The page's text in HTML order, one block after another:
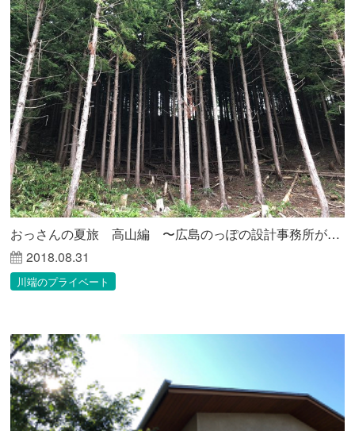
おっさんの夏旅 高山編 〜広島のっぽの設計事務所が見る未来〜
2018.08.31
川端のプライベート